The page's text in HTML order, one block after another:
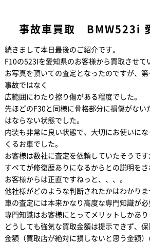
事故車買取 BMW523i
続きまして本日最後のご紹介です。
F10の523Iを愛知県のお客様から買取させて
お写真を頂いての査定となったのですが、
事故ではなく
広範囲にわたり擦り傷がある程度でした。
先ほどのF30と同様に骨格部分に損傷がない
はならない状態でした。
内装も非常に良い状態で、大切にお使いに
くるお車でした。
お客様は数社に査定を依頼していたそうで
すべてが修復歴ありになるからとの説明をさ
お客様からは正直ですねっと、、、。
他社様がどのような判断されたかはわかり
車の査定には本来かなり高度な専門知識が必
専門知識はお客様にとってメリットしかあ
どうしても強気な買取金額は提示できず、
金額（買取店が絶対に損しないと思う金額